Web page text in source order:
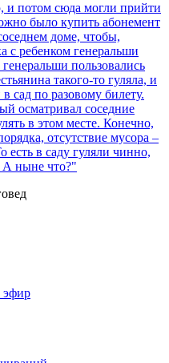
и потом сюда могли прийти
было купить абонемент
доме, чтобы,
с ребенком генеральши
пользовались
такого-то гуляла, и
сад по разовому билету.
осматривал соседние
в этом месте. Конечно,
отсутствие мусора –
есть в саду гуляли чинно,
А ныне что?"
эфир